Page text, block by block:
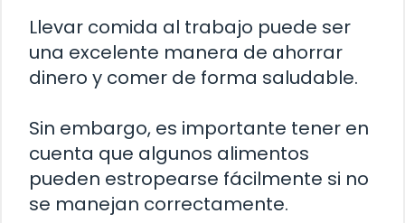
Llevar comida al trabajo puede ser
una excelente manera de ahorrar
dinero y comer de forma saludable.
Sin embargo, es importante tener en
cuenta que algunos alimentos
pueden estropearse fácilmente si no
se manejan correctamente.